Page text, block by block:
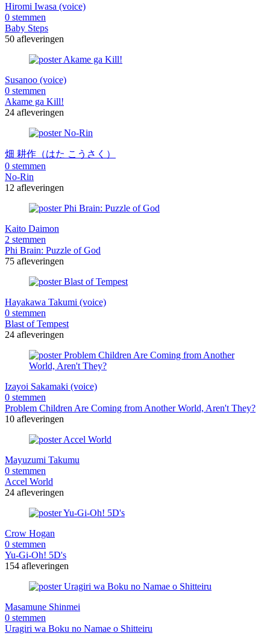
Hiromi Iwasa (voice)
0 stemmen
Baby Steps
50 afleveringen
Susanoo (voice)
0 stemmen
Akame ga Kill!
24 afleveringen
畑 耕作（はた こうさく）
0 stemmen
No-Rin
12 afleveringen
Kaito Daimon
2 stemmen
Phi Brain: Puzzle of God
75 afleveringen
Hayakawa Takumi (voice)
0 stemmen
Blast of Tempest
24 afleveringen
Izayoi Sakamaki (voice)
0 stemmen
Problem Children Are Coming from Another World, Aren't They?
10 afleveringen
Mayuzumi Takumu
0 stemmen
Accel World
24 afleveringen
Crow Hogan
0 stemmen
Yu-Gi-Oh! 5D's
154 afleveringen
Masamune Shinmei
0 stemmen
Uragiri wa Boku no Namae o Shitteiru